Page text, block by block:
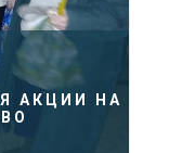
АКЦИИ НА